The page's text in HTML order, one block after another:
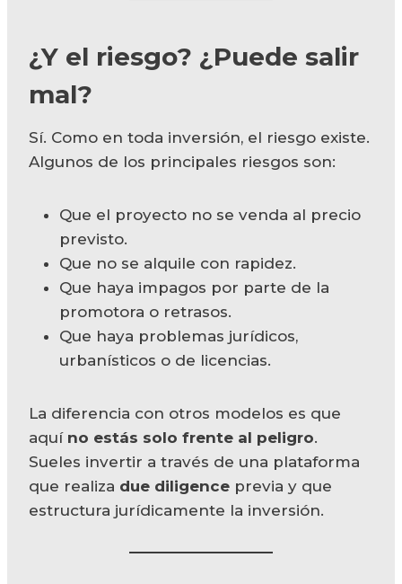
¿Y el riesgo? ¿Puede salir
mal?
Sí. Como en toda inversión, el riesgo existe.
Algunos de los principales riesgos son:
Que el proyecto no se venda al precio
previsto.
Que no se alquile con rapidez.
Que haya impagos por parte de la
promotora o retrasos.
Que haya problemas jurídicos,
urbanísticos o de licencias.
La diferencia con otros modelos es que
aquí no estás solo frente al peligro.
Sueles invertir a través de una plataforma
que realiza due diligence previa y que
estructura jurídicamente la inversión.